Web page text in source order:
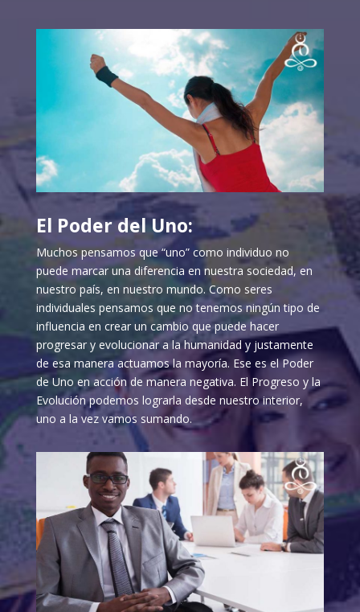
El Poder del Uno:
Muchos pensamos que “uno” como individuo no
puede marcar una diferencia en nuestra sociedad, en
nuestro país, en nuestro mundo. Como seres
individuales pensamos que no tenemos ningún tipo de
influencia en crear un cambio que puede hacer
progresar y evolucionar a la humanidad y justamente
de esa manera actuamos la mayoría. Ese es el Poder
de Uno en acción de manera negativa. El Progreso y la
Evolución podemos lograrla desde nuestro interior,
uno a la vez vamos sumando.